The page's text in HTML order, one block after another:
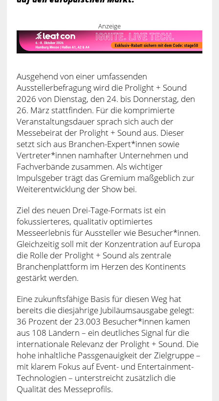
Anzeige
Ausgehend von einer umfassenden
Ausstellerbefragung wird die Prolight + Sound
2026 von Dienstag, den 24. bis Donnerstag, den
26. März stattfinden. Für die komprimierte
Veranstaltungsdauer sprach sich auch der
Messebeirat der Prolight + Sound aus. Dieser
setzt sich aus Branchen-Expert*innen sowie
Vertreter*innen namhafter Unternehmen und
Fachverbände zusammen. Als wichtiger
Impulsgeber trägt das Gremium maßgeblich zur
Weiterentwicklung der Show bei.
Ziel des neuen Drei-Tage-Formats ist ein
fokussierteres, qualitativ optimiertes
Messeerlebnis für Aussteller wie Besucher*innen.
Gleichzeitig soll mit der Konzentration auf Europa
die Rolle der Prolight + Sound als zentrale
Branchenplattform im Herzen des Kontinents
gestärkt werden.
Eine zukunftsfähige Basis für diesen Weg hat
bereits die diesjährige Jubiläumsausgabe gelegt:
36 Prozent der 23.003 Besucher*innen kamen
aus 108 Ländern – ein deutliches Signal für die
internationale Relevanz der Prolight + Sound. Die
hohe inhaltliche Passgenauigkeit der Zielgruppe –
mit klarem Fokus auf Event- und Entertainment-
Technologien – unterstreicht zusätzlich die
Qualität des Messeprofils.